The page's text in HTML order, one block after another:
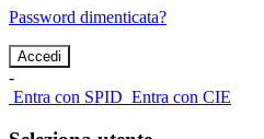
Password dimenticata?
-
Entra con SPID Entra con CIE